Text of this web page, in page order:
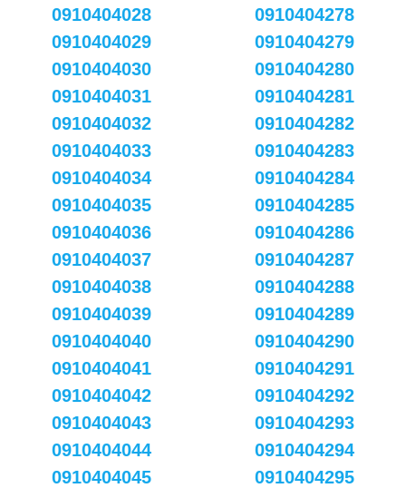
0910404028
0910404029
0910404030
0910404031
0910404032
0910404033
0910404034
0910404035
0910404036
0910404037
0910404038
0910404039
0910404040
0910404041
0910404042
0910404043
0910404044
0910404045
0910404278
0910404279
0910404280
0910404281
0910404282
0910404283
0910404284
0910404285
0910404286
0910404287
0910404288
0910404289
0910404290
0910404291
0910404292
0910404293
0910404294
0910404295